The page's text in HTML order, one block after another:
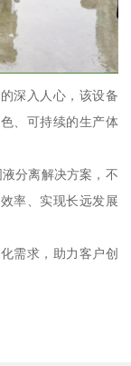
深入人心，该设备
、可持续的生产体
分离解决方案，不
率、实现长远发展
需求，助力客户创